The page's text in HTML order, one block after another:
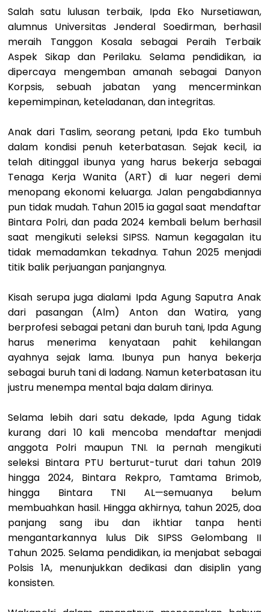
Salah satu lulusan terbaik, Ipda Eko Nursetiawan,
alumnus Universitas Jenderal Soedirman, berhasil
meraih Tanggon Kosala sebagai Peraih Terbaik
Aspek Sikap dan Perilaku. Selama pendidikan, ia
dipercaya mengemban amanah sebagai Danyon
Korpsis, sebuah jabatan yang mencerminkan
kepemimpinan, keteladanan, dan integritas.
Anak dari Taslim, seorang petani, Ipda Eko tumbuh
dalam kondisi penuh keterbatasan. Sejak kecil, ia
telah ditinggal ibunya yang harus bekerja sebagai
Tenaga Kerja Wanita (ART) di luar negeri demi
menopang ekonomi keluarga. Jalan pengabdiannya
pun tidak mudah. Tahun 2015 ia gagal saat mendaftar
Bintara Polri, dan pada 2024 kembali belum berhasil
saat mengikuti seleksi SIPSS. Namun kegagalan itu
tidak memadamkan tekadnya. Tahun 2025 menjadi
titik balik perjuangan panjangnya.
Kisah serupa juga dialami Ipda Agung Saputra Anak
dari pasangan (Alm) Anton dan Watira, yang
berprofesi sebagai petani dan buruh tani, Ipda Agung
harus menerima kenyataan pahit kehilangan
ayahnya sejak lama. Ibunya pun hanya bekerja
sebagai buruh tani di ladang. Namun keterbatasan itu
justru menempa mental baja dalam dirinya.
Selama lebih dari satu dekade, Ipda Agung tidak
kurang dari 10 kali mencoba mendaftar menjadi
anggota Polri maupun TNI. Ia pernah mengikuti
seleksi Bintara PTU berturut-turut dari tahun 2019
hingga 2024, Bintara Rekpro, Tamtama Brimob,
hingga Bintara TNI AL—semuanya belum
membuahkan hasil. Hingga akhirnya, tahun 2025, doa
panjang sang ibu dan ikhtiar tanpa henti
mengantarkannya lulus Dik SIPSS Gelombang II
Tahun 2025. Selama pendidikan, ia menjabat sebagai
Polsis 1A, menunjukkan dedikasi dan disiplin yang
konsisten.